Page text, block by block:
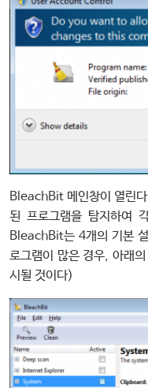
BleachBit 메인창이 열린
된 프로그램을 탐지하여
BleachBit는 4개의 기본
로그램이 많은 경우, 아래
시될 것이다)